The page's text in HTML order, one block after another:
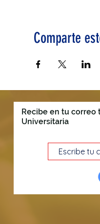
Comparte
Recibe en tu correo
Universitaria